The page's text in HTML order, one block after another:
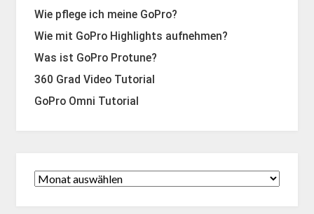
Wie pflege ich meine GoPro?
Wie mit GoPro Highlights aufnehmen?
Was ist GoPro Protune?
360 Grad Video Tutorial
GoPro Omni Tutorial